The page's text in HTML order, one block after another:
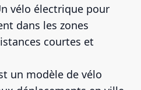
vélo électrique pour
dans les zones
courtes et
un modèle de vélo